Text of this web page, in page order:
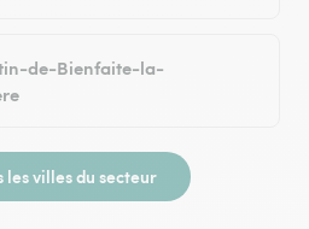
de-Bienfaite-la-
les villes du secteur